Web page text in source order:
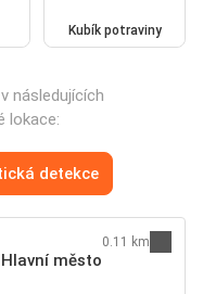
Kubík potraviny
následujících
lokace:
detekce
město
0.11 km